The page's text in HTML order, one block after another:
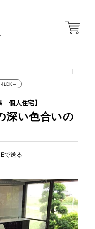
HOME
～
深い色合いの
個人住宅】
で送る